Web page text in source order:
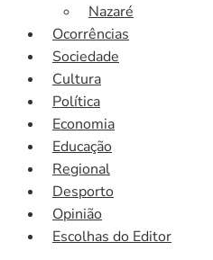
Nazaré
Ocorrências
Sociedade
Cultura
Política
Economia
Educação
Regional
Desporto
Opinião
Escolhas do Editor